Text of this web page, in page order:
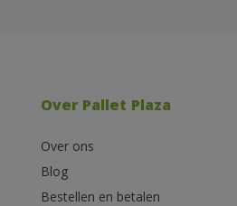
Over Pallet Plaza
Over ons
Blog
Bestellen en betalen